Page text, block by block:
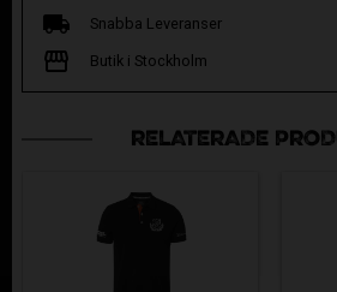
Snabba Leveranser
Butik i Stockholm
RELATERADE